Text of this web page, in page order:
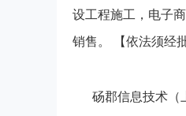
设工程施工，电子
销售。 【依法须经
砀郡信息技术（